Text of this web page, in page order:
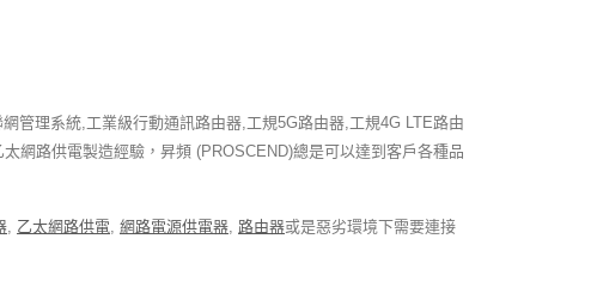
管理系統,工業級行動通訊路由器,工規5G路由器,工規4G LTE路由
網路供電製造經驗，昇頻 (PROSCEND)總是可以達到客戶各種品
, 乙太網路供電, 網路電源供電器, 路由器或是惡劣環境下需要連接